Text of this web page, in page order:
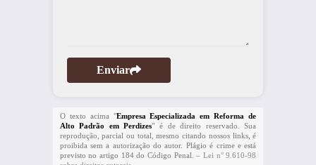
Enviar
O texto acima "Empresa Especializada em Reforma de
Alto Padrão em Perdizes" é de direito reservado. Sua
reprodução, parcial ou total, mesmo citando nossos links, é
proibida sem a autorização do autor. Plágio é crime e está
previsto no artigo 184 do Código Penal. – Lei n° 9.610-98